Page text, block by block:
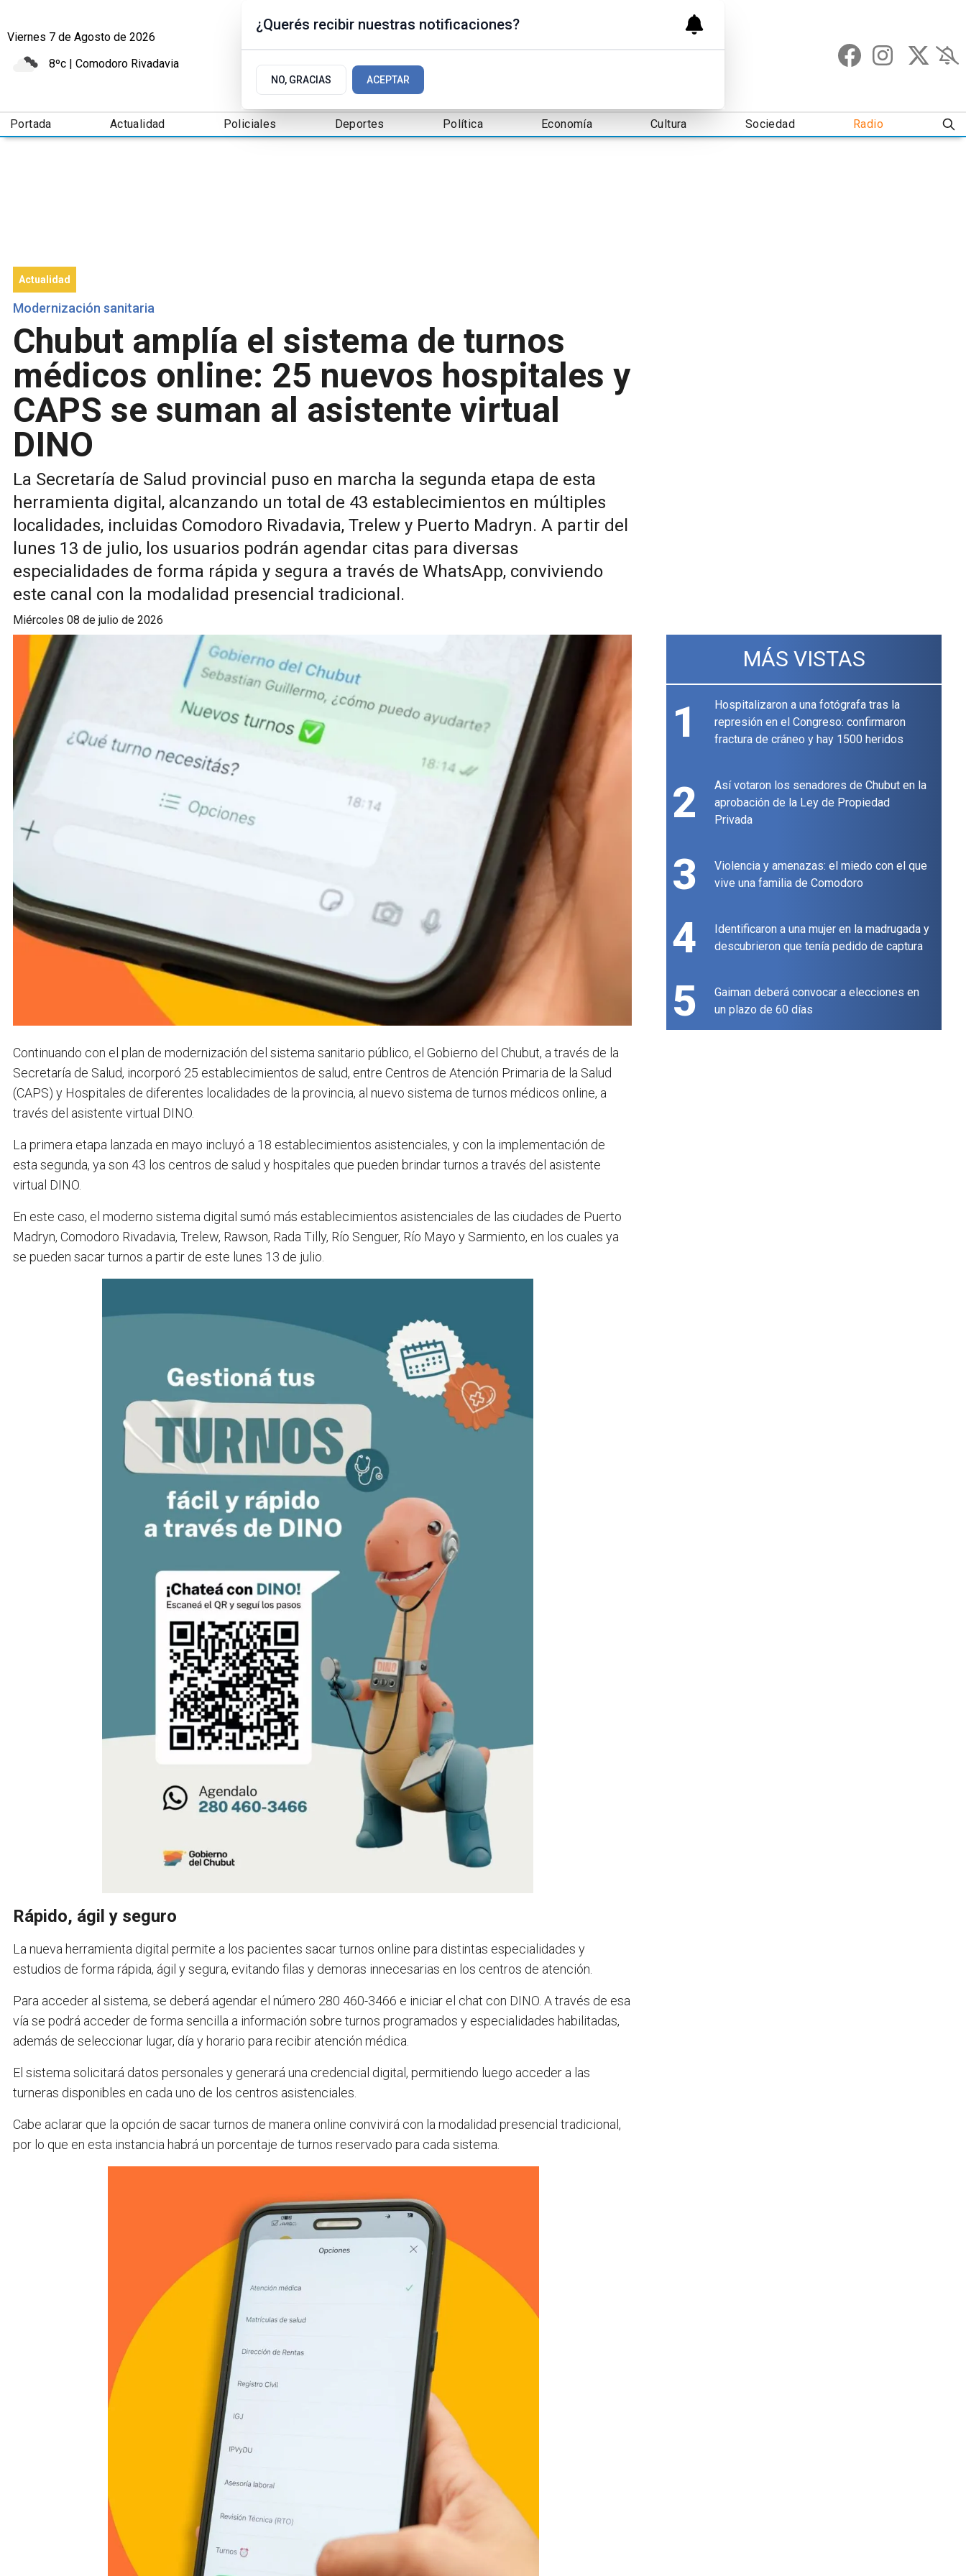
Viernes 7 de Agosto de 2026
8ºc | Comodoro Rivadavia
Portada Actualidad Policiales Deportes Política Economía Cultura Sociedad Radio
Actualidad
Modernización sanitaria
Chubut amplía el sistema de turnos
médicos online: 25 nuevos hospitales y
CAPS se suman al asistente virtual
DINO
La Secretaría de Salud provincial puso en marcha la segunda etapa de esta
herramienta digital, alcanzando un total de 43 establecimientos en múltiples
localidades, incluidas Comodoro Rivadavia, Trelew y Puerto Madryn. A partir del
lunes 13 de julio, los usuarios podrán agendar citas para diversas
especialidades de forma rápida y segura a través de WhatsApp, conviviendo
este canal con la modalidad presencial tradicional.
miércoles 08 de julio de 2026
Continuando con el plan de modernización del sistema sanitario público, el Gobierno del Chubut, a través de la
Secretaría de Salud, incorporó 25 establecimientos de salud, entre Centros de Atención Primaria de la Salud
(CAPS) y Hospitales de diferentes localidades de la provincia, al nuevo sistema de turnos médicos online, a
través del asistente virtual DINO.
La primera etapa lanzada en mayo incluyó a 18 establecimientos asistenciales, y con la implementación de
esta segunda, ya son 43 los centros de salud y hospitales que pueden brindar turnos a través del asistente
virtual DINO.
En este caso, el moderno sistema digital sumó más establecimientos asistenciales de las ciudades de Puerto
Madryn, Comodoro Rivadavia, Trelew, Rawson, Rada Tilly, Río Senguer, Río Mayo y Sarmiento, en los cuales ya
se pueden sacar turnos a partir de este lunes 13 de julio.
Rápido, ágil y seguro
La nueva herramienta digital permite a los pacientes sacar turnos online para distintas especialidades y
estudios de forma rápida, ágil y segura, evitando filas y demoras innecesarias en los centros de atención.
Para acceder al sistema, se deberá agendar el número 280 460-3466 e iniciar el chat con DINO. A través de esa
vía se podrá acceder de forma sencilla a información sobre turnos programados y especialidades habilitadas,
además de seleccionar lugar, día y horario para recibir atención médica.
El sistema solicitará datos personales y generará una credencial digital, permitiendo luego acceder a las
turneras disponibles en cada uno de los centros asistenciales.
Cabe aclarar que la opción de sacar turnos de manera online convivirá con la modalidad presencial tradicional,
por lo que en esta instancia habrá un porcentaje de turnos reservado para cada sistema.
MÁS VISTAS
1
Hospitalizaron a una fotógrafa tras la
represión en el Congreso: confirmaron
fractura de cráneo y hay 1500 heridos
2
Así votaron los senadores de Chubut en la
aprobación de la Ley de Propiedad
Privada
3
Violencia y amenazas: el miedo con el que
vive una familia de Comodoro
4
Identificaron a una mujer en la madrugada y
descubrieron que tenía pedido de captura
5
Gaiman deberá convocar a elecciones en
un plazo de 60 días
¿Querés recibir nuestras notificaciones?
NO, GRACIAS ACEPTAR